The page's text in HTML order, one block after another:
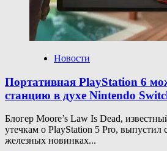
геймплее
за маньяка
и выживших
Новости
Портативная PlayStation 6
станцию в духе Nintendo
Блогер Moore’s Law Is Dead,
утечкам о PlayStation 5 Pro, выпустил
железных новинках...